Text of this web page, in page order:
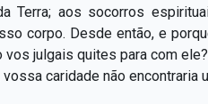
Terra; aos socorros
corpo. Desde então, e
julgais quites para com
caridade não encontraria